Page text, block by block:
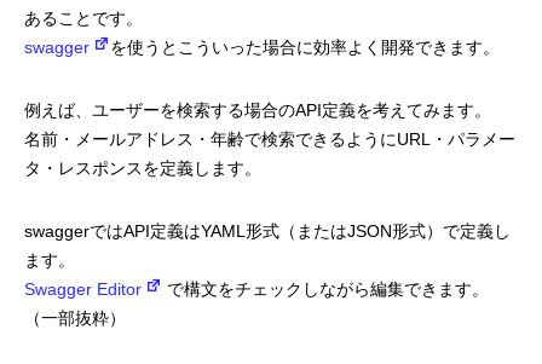
【業務委託】Webデザイナー
mmjテックブログ
お問合せ
あることです。
swagger
を使うとこういった場合に効率よく開発できます。
例えば、ユーザーを検索する場合のAPI定義を考えてみます。
名前・メールアドレス・年齢で検索できるようにURL・パラメー
タ・レスポンスを定義します。
swaggerではAPI定義はYAML形式（またはJSON形式）で定義し
ます。
Swagger Editor
で構文をチェックしながら編集できます。
（一部抜粋）